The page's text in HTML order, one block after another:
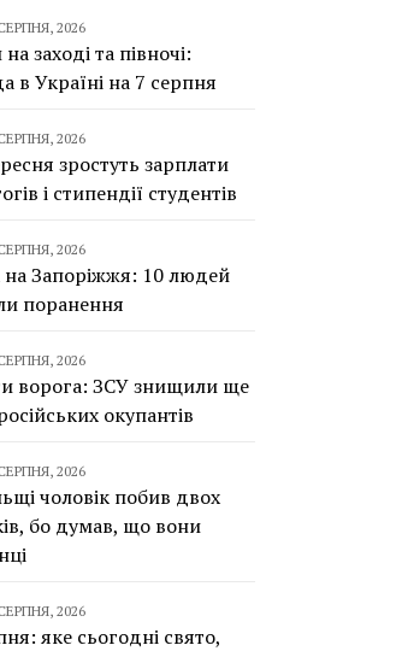
2026
заході та півночі:
в Україні на 7 серпня
2026
зростуть зарплати
і стипендії студентів
2026
на Запоріжжя: 10 людей
поранення
2026
ворога: ЗСУ знищили ще
окупантів
2026
чоловік побив двох
бо думав, що вони
2026
яке сьогодні свято,